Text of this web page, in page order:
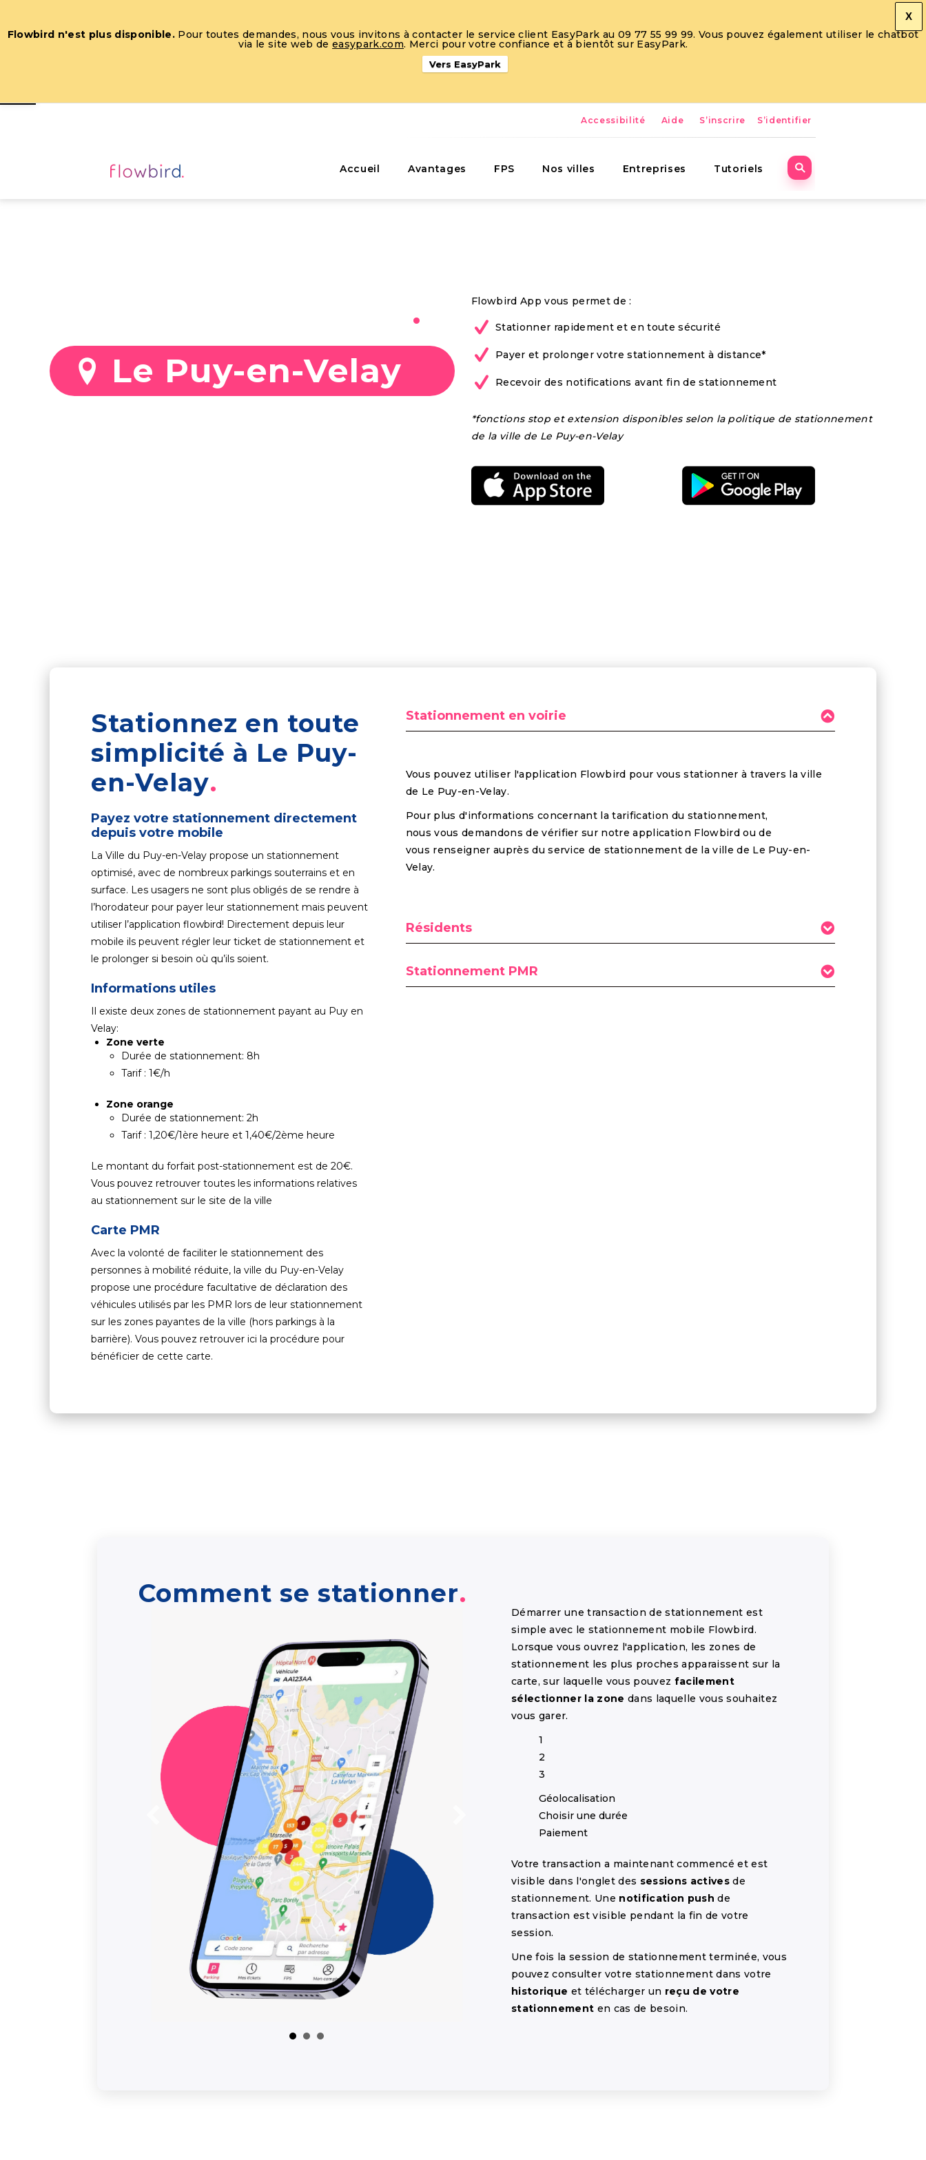
X
Flowbird n'est plus disponible.Pour toutes demandes, nous vous invitons à contacter le service client EasyPark au 09 77 55 99 99. Vous pouvez également utiliser le chatbot
via le site web deeasypark.com. Merci pour votre confiance et à bientôt sur EasyPark.
Vers EasyPark
Accessibilité Aide S’inscrire S’identifier
Accueil Avantages FPS Nos villes Entreprises Tutoriels
Le Puy-en-Velay
Flowbird App vous permet de :
Stationner rapidement et en toute sécurité
Payer et prolonger votre stationnement à distance*
Recevoir des notifications avant fin de stationnement
*fonctions stop et extension disponibles selon la politique de stationnement
de la ville de Le Puy-en-Velay
Stationnez en toute
simplicité à Le Puy-
en-Velay
Payez votre stationnement directement
depuis votre mobile
La Ville du Puy-en-Velay propose un stationnement
optimisé, avec de nombreux parkings souterrains et en
surface. Les usagers ne sont plus obligés de se rendre à
l’horodateur pour payer leur stationnement mais peuvent
utiliser l’application flowbird! Directement depuis leur
mobile ils peuvent régler leur ticket de stationnement et
le prolonger si besoin où qu’ils soient.
Informations utiles
Il existe deux zones de stationnement payant au Puy en
Velay:
Zone verte
Durée de stationnement: 8h
Tarif : 1€/h
Zone orange
Durée de stationnement: 2h
Tarif : 1,20€/1ère heure et 1,40€/2ème heure
Le montant du forfait post-stationnement est de 20€.
Vous pouvez retrouver toutes les informations relatives
au stationnement sur le site de la ville
Carte PMR
Avec la volonté de faciliter le stationnement des
personnes à mobilité réduite, la ville du Puy-en-Velay
propose une procédure facultative de déclaration des
véhicules utilisés par les PMR lors de leur stationnement
sur les zones payantes de la ville (hors parkings à la
barrière). Vous pouvez retrouver ici la procédure pour
bénéficier de cette carte.
Stationnement en voirie
Vous pouvez utiliser l'application Flowbird pour vous stationner à travers la ville
de Le Puy-en-Velay.
Pour plus d'informations concernant la tarification du stationnement,
nous vous demandons de vérifier sur notre application Flowbird ou de
vous renseigner auprès du service de stationnement de la ville de Le Puy-en-
Velay.
Résidents
Stationnement PMR
Comment se stationner
Démarrer une transaction de stationnement est
simple avec le stationnement mobile Flowbird.
Lorsque vous ouvrez l'application, les zones de
stationnement les plus proches apparaissent sur la
carte, sur laquelle vous pouvez facilement
sélectionner la zone dans laquelle vous souhaitez
vous garer.
1
2
3
Géolocalisation
Choisir une durée
Paiement
Votre transaction a maintenant commencé et est
visible dans l'onglet des sessions activesde
stationnement. Une notification push de
transaction est visible pendant la fin de votre
session.
Une fois la session de stationnement terminée, vous
pouvez consulter votre stationnement dans votre
historique et télécharger un reçu de votre
stationnement en cas de besoin.